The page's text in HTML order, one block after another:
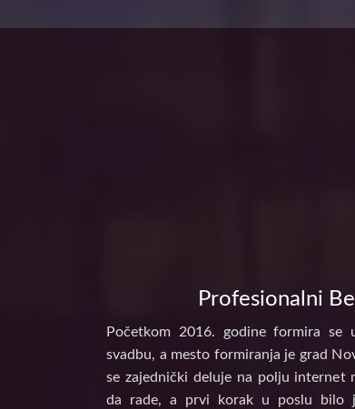
Profesionalni
Početkom 2016. godine formira se
svadbu, a mesto formiranja je grad
se zajednički deluje na polju internet
da rade, a prvi korak u poslu bilo